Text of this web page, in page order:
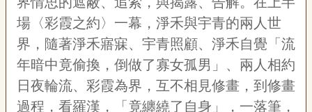
6
6
~
期
國
光
場〈彩霞之約〉一幕，淨禾與宇青的兩人世
界，隨著淨禾寤寐、宇青照顧、淨禾自覺「流
年暗中竟偷換，倒做了寡女孤男」、兩人相約
日夜輪流、彩霞為界，互不相見修畫，到修畫
過程，看羅漢，「竟纏繞了自身」，一落筆，